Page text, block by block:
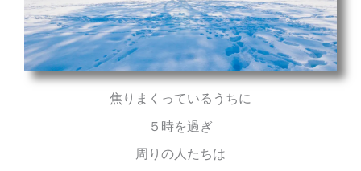
焦りまくっているうちに
５時を過ぎ
周りの人たちは